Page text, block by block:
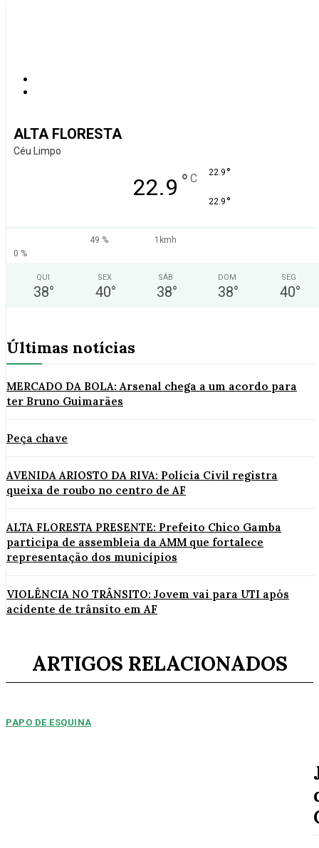
ALTA FLORESTA
Céu Limpo
22.9 ° C 22.9 °
22.9 °
49 %
1kmh
0 %
QUI
38°
SEX
40°
SÁB
38°
DOM
38°
SEG
40°
Últimas notícias
MERCADO DA BOLA: Arsenal chega a um acordo para
ter Bruno Guimarães
Peça chave
AVENIDA ARIOSTO DA RIVA: Polícia Civil registra
queixa de roubo no centro de AF
ALTA FLORESTA PRESENTE: Prefeito Chico Gamba
participa de assembleia da AMM que fortalece
representação dos municípios
VIOLÊNCIA NO TRÂNSITO: Jovem vai para UTI após
acidente de trânsito em AF
ARTIGOS RELACIONADOS
PAPO DE ESQUINA